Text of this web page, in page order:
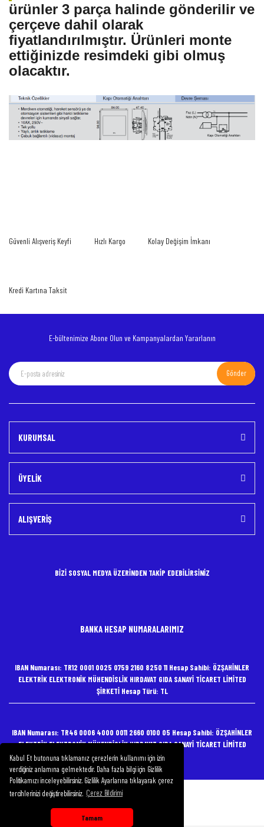
Kabul Et butonuna tıklamanız çerezlerin kullanımı için izin
verdiğiniz anlamına gelmektedir. Daha fazla bilgi için Gizlilik
Politikamızı inceleyebilirsiniz. Gizlilik Ayarlarına tıklayarak çerez
tercihlerinizi değiştirebilirsiniz. Çerez Bildirimi
Tamam
Whatsapp Destek Hattı
ürünler 3 parça halinde gönderilir ve
çerçeve dahil olarak
fiyatlandırılmıştır. Ürünleri monte
ettiğinizde resimdeki gibi olmuş
olacaktır.
Ürün açıklamasında eksik bilgiler bulunuyor.
Güvenli Alışveriş Keyfi Hızlı Kargo Kolay Değişim İmkanı
Kredi Kartına Taksit
E-bültenimize Abone Olun ve Kampanyalardan Yararlanın
Gönder
KURUMSAL
ÜYELİK
ALIŞVERİŞ
BİZİ SOSYAL MEDYA ÜZERİNDEN TAKİP EDEBİLİRSİNİZ
BANKA HESAP NUMARALARIMIZ
IBAN Numarası: TR12 0001 0025 0759 2160 8250 11 Hesap Sahibi: ÖZŞAHİNLER
ELEKTRİK ELEKTRONİK MÜHENDİSLİK HIRDAVAT GIDA SANAYİ TİCARET LİMİTED
ŞİRKETİ Hesap Türü: TL
IBAN Numarası: TR46 0006 4000 0011 2660 0100 05 Hesap Sahibi: ÖZŞAHİNLER
ELEKTRİK ELEKTRONİK MÜHENDİSLİK HIRDAVAT GIDA SANAYİ TİCARET LİMİTED
ŞİRKETİ Hesap Türü: TL
Copyright 2020 Özşahinler Elektrik